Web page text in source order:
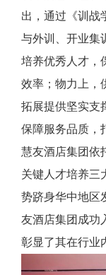
出，通过《训战
与外训、开业集
培养优秀人才，
效率；物力上，
拓展提供坚实支
保障服务品质，
慧友酒店集团依
关键人才培养三
势跻身华中地区
友酒店集团成功
彰显了其在行业